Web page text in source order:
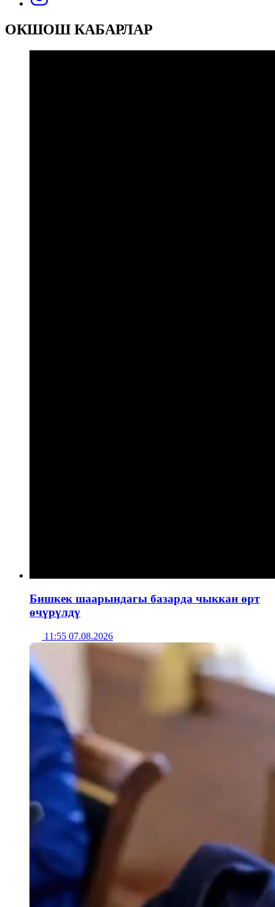
ОКШОШ КАБАРЛАР
Бишкек шаарындагы базарда чыккан өрт
өчүрүлдү
11:55 07.08.2026